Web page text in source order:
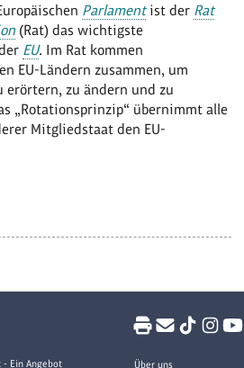
Parlamentist der Rat
(Rat) das wichtigste
EU. Im Rat kommen
EU-Ländern zusammen, um
erörtern, zu ändern und zu
„Rotationsprinzip“ übernimmt alle
Mitgliedstaat den EU-
- Ein Angebot Über uns